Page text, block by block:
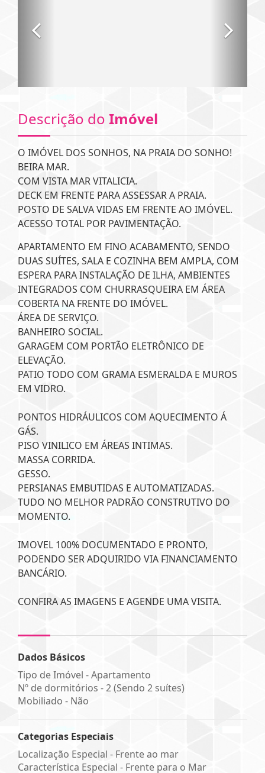
Descrição do Imóvel
O IMÓVEL DOS SONHOS, NA PRAIA DO SONHO!
BEIRA MAR.
COM VISTA MAR VITALICIA.
DECK EM FRENTE PARA ASSESSAR A PRAIA.
POSTO DE SALVA VIDAS EM FRENTE AO IMÓVEL.
ACESSO TOTAL POR PAVIMENTAÇÃO.
APARTAMENTO EM FINO ACABAMENTO, SENDO
DUAS SUÍTES, SALA E COZINHA BEM AMPLA, COM
ESPERA PARA INSTALAÇÃO DE ILHA, AMBIENTES
INTEGRADOS COM CHURRASQUEIRA EM ÁREA
COBERTA NA FRENTE DO IMÓVEL.
ÁREA DE SERVIÇO.
BANHEIRO SOCIAL.
GARAGEM COM PORTÃO ELETRÔNICO DE
ELEVAÇÃO.
PATIO TODO COM GRAMA ESMERALDA E MUROS
EM VIDRO.
PONTOS HIDRÁULICOS COM AQUECIMENTO Á
GÁS.
PISO VINILICO EM ÁREAS INTIMAS.
MASSA CORRIDA.
GESSO.
PERSIANAS EMBUTIDAS E AUTOMATIZADAS.
TUDO NO MELHOR PADRÃO CONSTRUTIVO DO
MOMENTO.
IMOVEL 100% DOCUMENTADO E PRONTO,
PODENDO SER ADQUIRIDO VIA FINANCIAMENTO
BANCÁRIO.
CONFIRA AS IMAGENS E AGENDE UMA VISITA.
Dados Básicos
Tipo de Imóvel - Apartamento
Nº de dormitórios - 2 (Sendo 2 suítes)
Mobiliado - Não
Categorias Especiais
Localização Especial - Frente ao mar
Característica Especial - Frente para o Mar